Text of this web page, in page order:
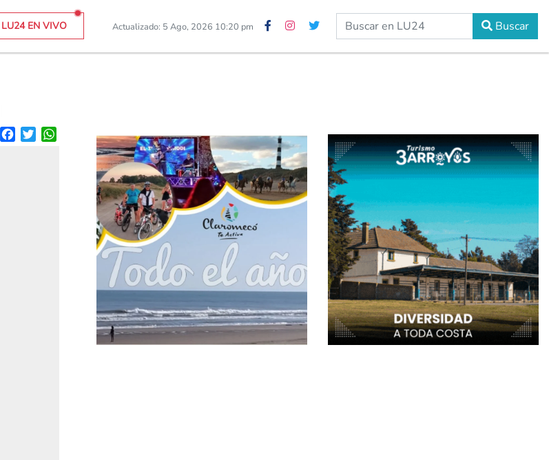
LU24 EN VIVO Actualizado: 5 Ago, 2026 10:20 pm Buscar
FacebookTwitterWhatsApp